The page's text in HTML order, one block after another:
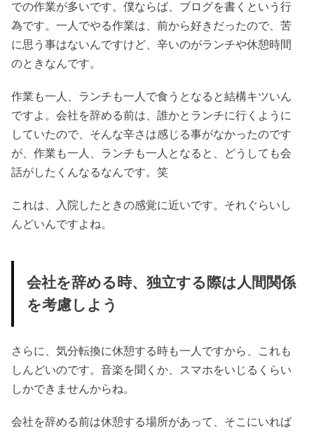
での作業が多いです。僕ならば、ブログを書くという行
為です。一人でやる作業は、前から好きだったので、苦
に思う事はないんですけど、辛いのがランチや休憩時間
のときなんです。
作業も一人、ランチも一人で食うとなると結構キツいん
ですよ。会社を辞める前は、誰かとランチに行くように
していたので、そんな辛さは感じる事がなかったのです
が、作業も一人、ランチも一人となると、どうしても会
話がしたくんなるなんです。笑
これは、入院したときの感覚に近いです。それぐらいし
んどいんですよね。
会社を辞める時、独立する際は人間関係
を考慮しよう
さらに、気分転換に休憩する時も一人ですから、これも
しんどいのです。音楽を聞くか、スマホをいじるくらい
しかできませんからね。
会社を辞める前は休憩する場所があって、そこにいれば